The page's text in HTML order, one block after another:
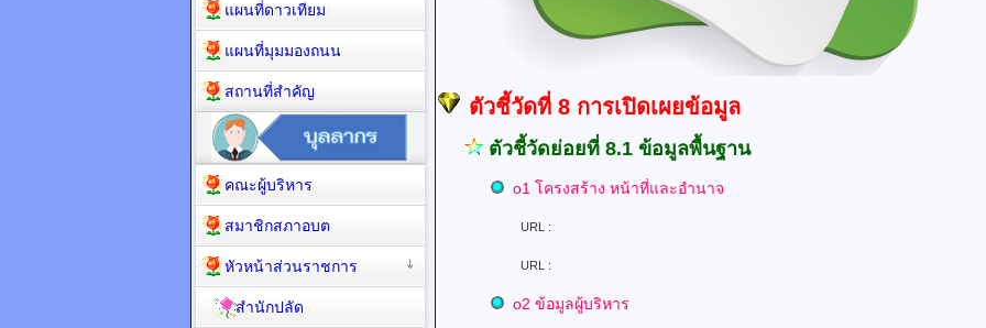
ตัวชี้วัดที่ 8 การเปิดเผยข้อมูล
ตัวชี้วัดย่อยที่ 8.1 ข้อมูลพื้นฐาน
o1 โครงสร้าง หน้าที่และอำนาจ
URL :
URL :
o2 ข้อมูลผู้บริหาร
แผนที่ดาวเทียม
แผนที่มุมมองถนน
สถานที่สำคัญ
คณะผู้บริหาร
สมาชิกสภาอบต
หัวหน้าส่วนราชการ
สำนักปลัด